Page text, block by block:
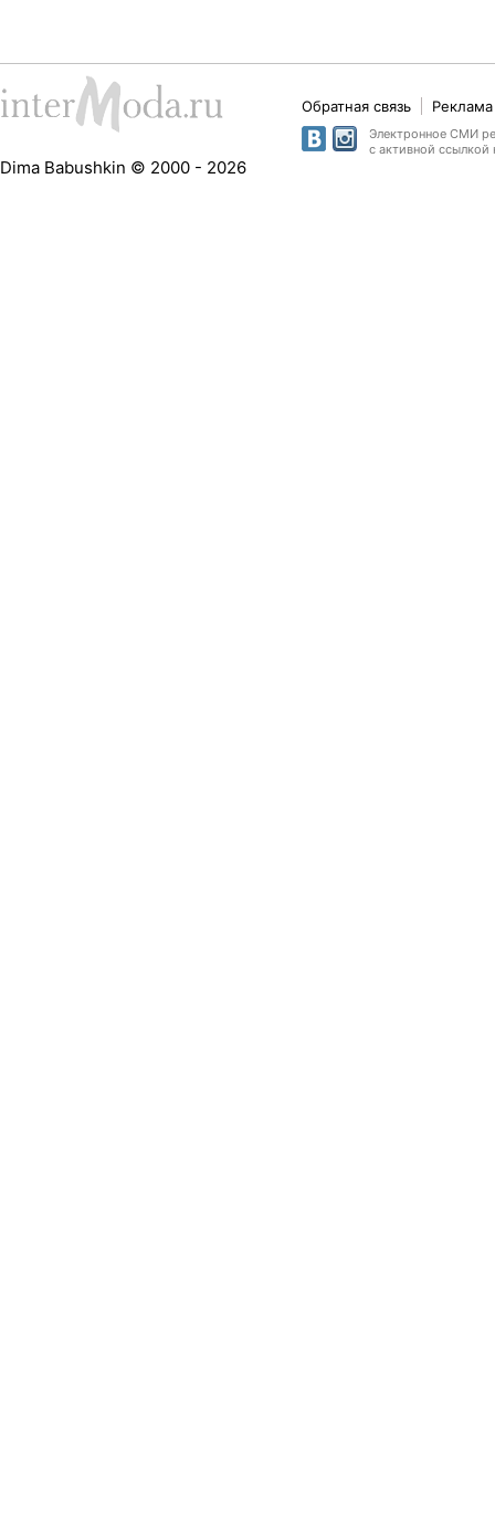
Dima Babushkin © 2000 - 2026
Обратная связь
Электронное СМИ
с активной ссылкой